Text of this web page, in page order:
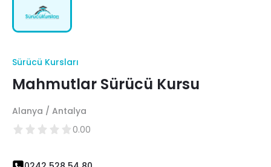
Sürücü Kursları
Mahmutlar Sürücü Kursu
Alanya / Antalya
0.00